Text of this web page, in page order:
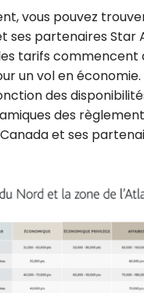
vous pouvez
ses partenaires Star
tarifs commencent
un vol en
des
des
et ses